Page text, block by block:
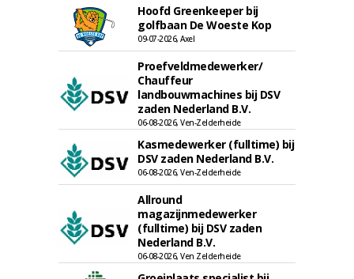
Hoofd Greenkeeper bij
golfbaan De Woeste Kop
09-07-2026, Axel
Proefveldmedewerker/
Chauffeur
landbouwmachines bij DSV
zaden Nederland B.V.
06-08-2026, Ven-Zelderheide
Kasmedewerker (fulltime) bij
DSV zaden Nederland B.V.
06-08-2026, Ven-Zelderheide
Allround
magazijnmedewerker
(fulltime) bij DSV zaden
Nederland B.V.
06-08-2026, Ven Zelderheide